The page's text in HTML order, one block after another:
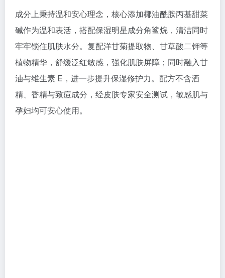
成分上秉持温和安心理念，核心添加椰油酰胺丙基甜菜
碱作为温和表活，搭配保湿明星成分角鲨烷，清洁同时
牢牢锁住肌肤水分。复配洋甘菊提取物、甘草酸二钾等
植物精华，舒缓泛红敏感，强化肌肤屏障；同时融入甘
油与维生素 E，进一步提升保湿修护力。配方不含酒
精、香精与致痘成分，经皮肤专家安全测试，敏感肌与
孕妇均可安心使用。